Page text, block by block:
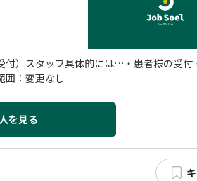
付）スタッフ具体的には…・患者様の受付
囲：変更なし
を見る